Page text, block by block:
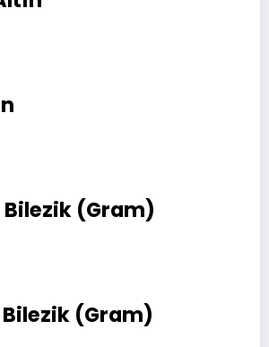
Bilezik (Gram)
Bilezik (Gram)